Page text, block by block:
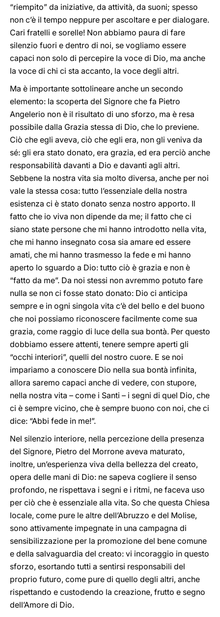
“riempito” da iniziative, da attività, da suoni; spesso
non c’è il tempo neppure per ascoltare e per dialogare.
Cari fratelli e sorelle! Non abbiamo paura di fare
silenzio fuori e dentro di noi, se vogliamo essere
capaci non solo di percepire la voce di Dio, ma anche
la voce di chi ci sta accanto, la voce degli altri.
Ma è importante sottolineare anche un secondo
elemento: la scoperta del Signore che fa Pietro
Angelerio non è il risultato di uno sforzo, ma è resa
possibile dalla Grazia stessa di Dio, che lo previene.
Ciò che egli aveva, ciò che egli era, non gli veniva da
sé: gli era stato donato, era grazia, ed era perciò anche
responsabilità davanti a Dio e davanti agli altri.
Sebbene la nostra vita sia molto diversa, anche per noi
vale la stessa cosa: tutto l’essenziale della nostra
esistenza ci è stato donato senza nostro apporto. Il
fatto che io viva non dipende da me; il fatto che ci
siano state persone che mi hanno introdotto nella vita,
che mi hanno insegnato cosa sia amare ed essere
amati, che mi hanno trasmesso la fede e mi hanno
aperto lo sguardo a Dio: tutto ciò è grazia e non è
“fatto da me”. Da noi stessi non avremmo potuto fare
nulla se non ci fosse stato donato: Dio ci anticipa
sempre e in ogni singola vita c’è del bello e del buono
che noi possiamo riconoscere facilmente come sua
grazia, come raggio di luce della sua bontà. Per questo
dobbiamo essere attenti, tenere sempre aperti gli
“occhi interiori”, quelli del nostro cuore. E se noi
impariamo a conoscere Dio nella sua bontà infinita,
allora saremo capaci anche di vedere, con stupore,
nella nostra vita – come i Santi – i segni di quel Dio, che
ci è sempre vicino, che è sempre buono con noi, che ci
dice: “Abbi fede in me!”.
Nel silenzio interiore, nella percezione della presenza
del Signore, Pietro del Morrone aveva maturato,
inoltre, un’esperienza viva della bellezza del creato,
opera delle mani di Dio: ne sapeva cogliere il senso
profondo, ne rispettava i segni e i ritmi, ne faceva uso
per ciò che è essenziale alla vita. So che questa Chiesa
locale, come pure le altre dell’Abruzzo e del Molise,
sono attivamente impegnate in una campagna di
sensibilizzazione per la promozione del bene comune
e della salvaguardia del creato: vi incoraggio in questo
sforzo, esortando tutti a sentirsi responsabili del
proprio futuro, come pure di quello degli altri, anche
rispettando e custodendo la creazione, frutto e segno
dell’Amore di Dio.